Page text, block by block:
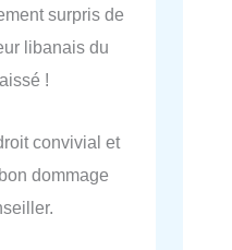
surpris de
libanais du
!
convivial et
dommage